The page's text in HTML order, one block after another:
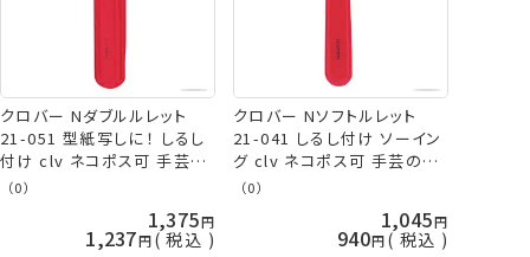
クロバー Nダブルルレット
21-051 型紙写しに！ しるし
付け clv ネコポス可 手芸の
山久
（0）
1,375
1,237 税込
クロバー Nソフトルレット
21-041 しるし付け ソーイン
グ clv ネコポス可 手芸の山
久
（0）
1,045
940 税込